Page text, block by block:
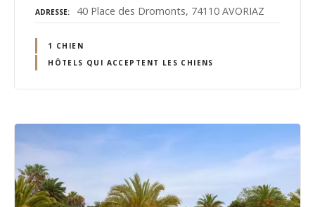
ADRESSE 40 Place des Dromonts, 74110 AVORIAZ
1 CHIEN
HÔTELS QUI ACCEPTENT LES CHIENS